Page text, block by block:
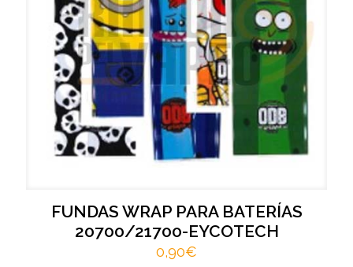
FUNDAS WRAP PARA BATERÍAS
20700/21700-EYCOTECH
0,90€